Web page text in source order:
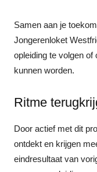
Samen aan je
Jongerenloket
opleiding te volgen
kunnen worden.
Ritme
Door actief met dit
ontdekt en krijgen
eindresultaat van